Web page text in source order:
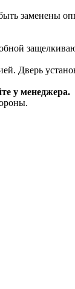
заменены
Дверь
у менеджера.